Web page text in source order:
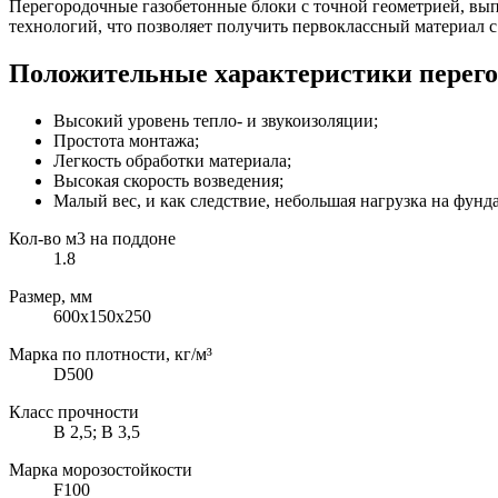
Перегородочные газобетонные блоки с точной геометрией,
технологий, что позволяет получить первоклассный
Положительные характеристики
Высокий уровень тепло- и звукоизоляции;
Простота монтажа;
Легкость обработки материала;
Высокая скорость возведения;
Малый вес, и как следствие, небольшая нагрузка на
Кол-во м3 на поддоне
1.8
Размер, мм
600x150x250
Марка по плотности, кг/м³
D500
Класс прочности
B 2,5; B 3,5
Марка морозостойкости
F100